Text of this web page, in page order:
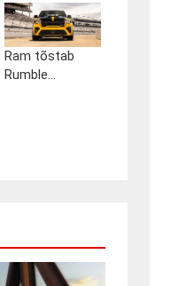
Ram tõstab
Rumble...